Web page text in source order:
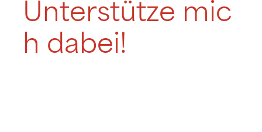
Unterstütze mic
h dabei!